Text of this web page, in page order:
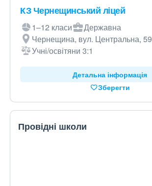
КЗ Чернещинський ліцей
1–12 класи
Державна
Чернещина, вул. Центральна, 59
Учні/освітяни 3:1
Детальна інформація
Зберегти
Провідні школи